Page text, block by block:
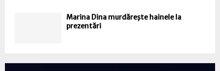
Marina Dina murdăreşte hainele la
prezentări